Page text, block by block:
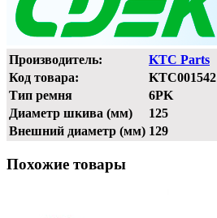
Производитель:
KTC Parts
Код товара:
KTC001542
Тип ремня
6PK
Диаметр шкива (мм)
125
Внешний диаметр (мм) 129
Похожие товары